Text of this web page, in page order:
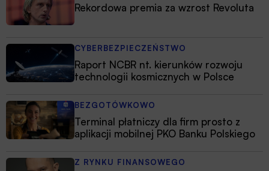
Rekordowa premia za wzrost Revoluta
CYBERBEZPIECZEŃSTWO
Raport NCBR nt. kierunków rozwoju
technologii kosmicznych w Polsce
BEZGOTÓWKOWO
Terminal płatniczy dla firm prosto z
aplikacji mobilnej PKO Banku Polskiego
Z RYNKU FINANSOWEGO